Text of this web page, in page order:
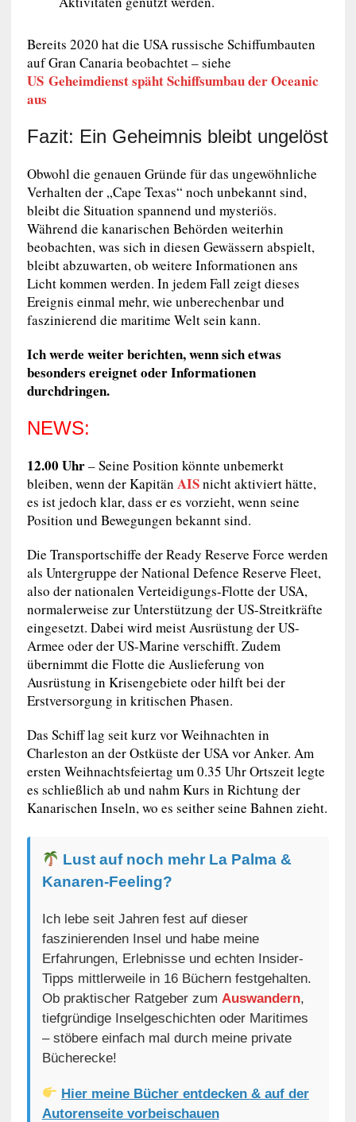
Bereits 2020 hat die USA russische Schiffumbauten
auf Gran Canaria beobachtet – siehe
USGeheimdienst späht Schiffsumbau der Oceanic
aus
Fazit: Ein Geheimnis bleibt ungelöst
Obwohl die genauen Gründe für das ungewöhnliche
Verhalten der „Cape Texas“ noch unbekannt sind,
bleibt die Situation spannend und mysteriös.
Während die kanarischen Behörden weiterhin
beobachten, was sich in diesen Gewässern abspielt,
bleibt abzuwarten, ob weitere Informationen ans
Licht kommen werden. In jedem Fall zeigt dieses
Ereignis einmal mehr, wie unberechenbar und
faszinierend die maritime Welt sein kann.
Ich werde weiter berichten, wenn sich etwas
besonders ereignet oder Informationen
durchdringen.
NEWS:
12.00 Uhr– Seine Position könnte unbemerkt
bleiben, wenn der Kapitän AISnicht aktiviert hätte,
es ist jedoch klar, dass er es vorzieht, wenn seine
Position und Bewegungen bekannt sind.
Die Transportschiffe der Ready Reserve Force werden
als Untergruppe der National Defence Reserve Fleet,
also der nationalen Verteidigungs-Flotte der USA,
normalerweise zur Unterstützung der US-Streitkräfte
eingesetzt. Dabei wird meist Ausrüstung der US-
Armee oder der US-Marine verschifft. Zudem
übernimmt die Flotte die Auslieferung von
Ausrüstung in Krisengebiete oder hilft bei der
Erstversorgung in kritischen Phasen.
Das Schiff lag seit kurz vor Weihnachten in
Charleston an der Ostküste der USA vor Anker. Am
ersten Weihnachtsfeiertag um 0.35 Uhr Ortszeit legte
es schließlich ab und nahm Kurs in Richtung der
Kanarischen Inseln, wo es seither seine Bahnen zieht.
Lust auf noch mehr La Palma &
Kanaren-Feeling?
Ich lebe seit Jahren fest auf dieser
faszinierenden Insel und habe meine
Erfahrungen, Erlebnisse und echten Insider-
Tipps mittlerweile in 16 Büchern festgehalten.
Ob praktischer Ratgeber zum Auswandern,
tiefgründige Inselgeschichten oder Maritimes
– stöbere einfach mal durch meine private
Bücherecke!
Hier meine Bücher entdecken & auf der
Autorenseite vorbeischauen